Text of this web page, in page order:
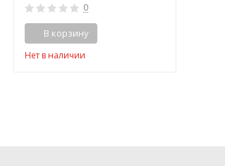
0
В корзину
Нет в наличии